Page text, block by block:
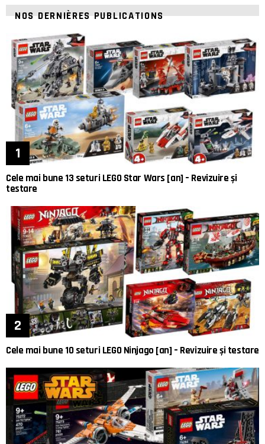
NOS DERNIÈRES PUBLICATIONS
Cele mai bune 13 seturi LEGO Star Wars [an] – Revizuire și
testare
Cele mai bune 10 seturi LEGO Ninjago [an] – Revizuire și testare